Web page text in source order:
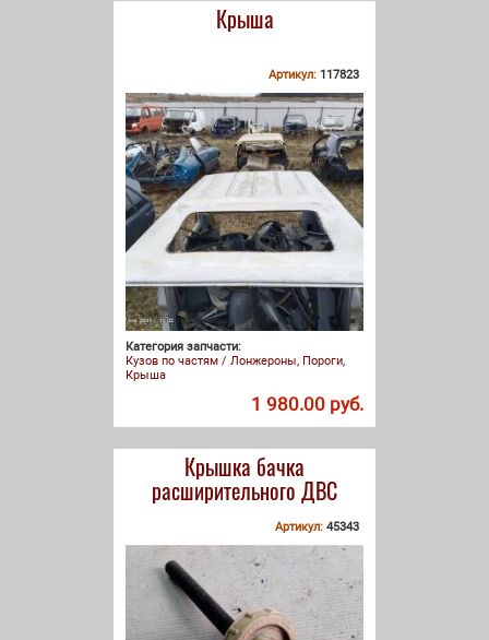
Крыша
Артикул: 117823
Категория запчасти:
Кузов по частям / Лонжероны, Пороги,
Крыша
1 980.00 руб.
Крышка бачка
расширительного ДВС
Артикул: 45343